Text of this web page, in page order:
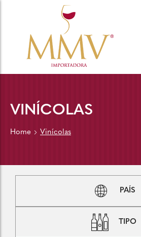
VINÍCOLAS
Home Vinícolas
PAÍS
TIPO